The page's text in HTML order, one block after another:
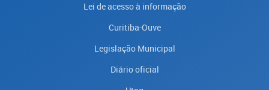
Lei de acesso à informação
Curitiba-Ouve
Legislação Municipal
Diário oficial